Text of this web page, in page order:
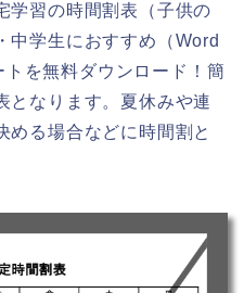
学習の時間割表（子供の
中学生におすすめ（Word
を無料ダウンロード！簡
となります。夏休みや連
める場合などに時間割と